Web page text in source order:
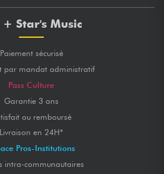
+ Star's Music
Paiement sécurisé
par mandat administratif
Pass Culture
Garantie 3 ans
ou remboursé
Livraison en 24H*
Pros-Institutions
intra-communautaires